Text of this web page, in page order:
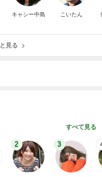
キャシー中島 こいたん
見る
すべて見る
2 3